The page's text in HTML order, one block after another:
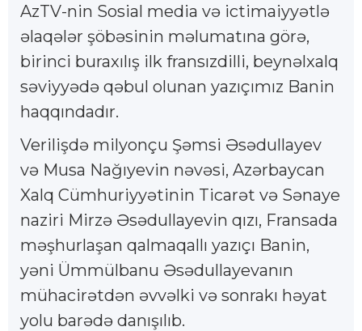
AzTV-nin Sosial media və ictimaiyyətlə
əlaqələr şöbəsinin məlumatına görə,
birinci buraxılış ilk fransızdilli, beynəlxalq
səviyyədə qəbul olunan yazıçımız Banin
haqqındadır.
Verilişdə milyonçu Şəmsi Əsədullayev
və Musa Nağıyevin nəvəsi, Azərbaycan
Xalq Cümhuriyyətinin Ticarət və Sənaye
naziri Mirzə Əsədullayevin qızı, Fransada
məşhurlaşan qalmaqallı yazıçı Banin,
yəni Ümmülbanu Əsədullayevanın
mühacirətdən əvvəlki və sonrakı həyat
yolu barədə danışılıb.